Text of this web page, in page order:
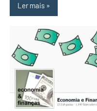
Ler mais